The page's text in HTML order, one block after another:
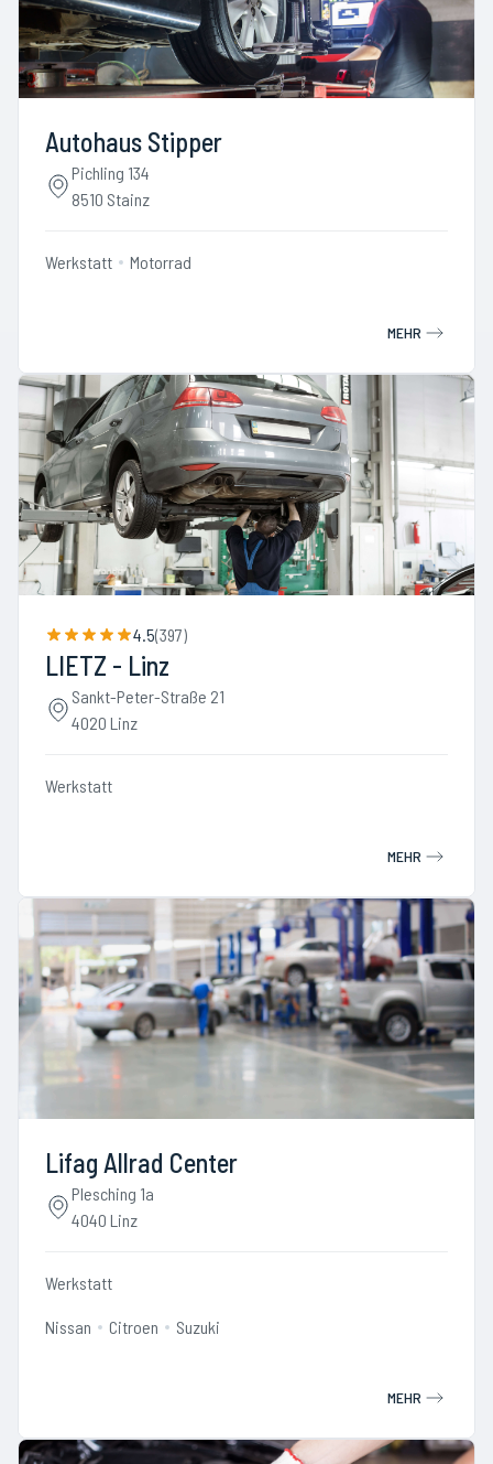
Autohaus Stipper
Pichling 134
8510 Stainz
Werkstatt Motorrad
MEHR
4.5(397)
LIETZ - Linz
Sankt-Peter-Straße 21
4020 Linz
Werkstatt
MEHR
Lifag Allrad Center
Plesching 1a
4040 Linz
Werkstatt
Nissan Citroen Suzuki
MEHR